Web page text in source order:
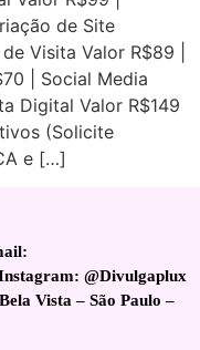
de Site
Visita Valor R$89 |
| Social Media
Digital Valor R$149
(Solicite
e […]
@Divulgaplux
Vista – São Paulo –